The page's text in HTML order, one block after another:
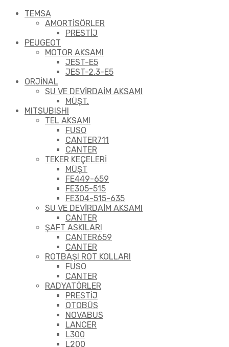
TEMSA
AMORTİSÖRLER
PRESTİJ
PEUGEOT
MOTOR AKSAMI
JEST-E5
JEST-2.3-E5
ORJİNAL
SU VE DEVİRDAİM AKSAMI
MÜŞT.
MITSUBISHI
TEL AKSAMI
FUSO
CANTER711
CANTER
TEKER KEÇELERİ
MÜŞT
FE449-659
FE305-515
FE304-515-635
SU VE DEVİRDAİM AKSAMI
CANTER
ŞAFT ASKILARI
CANTER659
CANTER
ROTBAŞI ROT KOLLARI
FUSO
CANTER
RADYATÖRLER
PRESTİJ
OTOBÜS
NOVABUS
LANCER
L300
L200